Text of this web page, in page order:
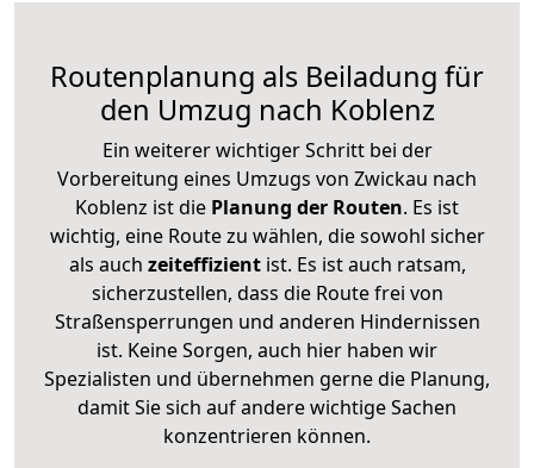
Routenplanung als Beiladung für
den Umzug nach Koblenz
Ein weiterer wichtiger Schritt bei der
Vorbereitung eines Umzugs von Zwickau nach
Koblenz ist die Planung der Routen. Es ist
wichtig, eine Route zu wählen, die sowohl sicher
als auch zeiteffizientist. Es ist auch ratsam,
sicherzustellen, dass die Route frei von
Straßensperrungen und anderen Hindernissen
ist. Keine Sorgen, auch hier haben wir
Spezialisten und übernehmen gerne die Planung,
damit Sie sich auf andere wichtige Sachen
konzentrieren können.